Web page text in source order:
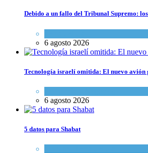
Debido a un fallo del Tribunal Supremo:
6 agosto 2026
Tecnología israelí omitida: El nuevo avión
6 agosto 2026
5 datos para Shabat